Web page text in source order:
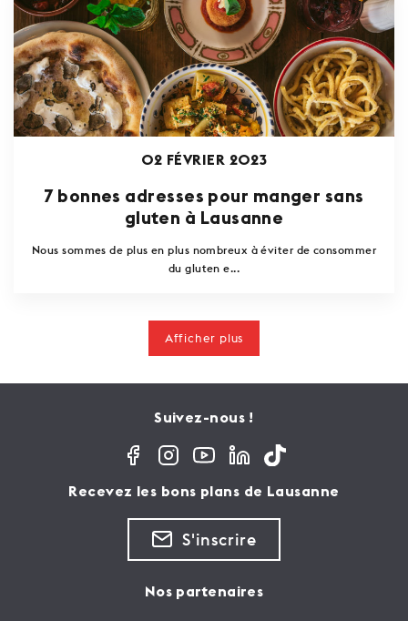
02 FÉVRIER 2023
7 bonnes adresses pour manger sans
gluten à Lausanne
Nous sommes de plus en plus nombreux à éviter de consommer
du gluten e...
Afficher plus
Suivez-nous !
Recevez les bons plans de Lausanne
S'inscrire
Nos partenaires